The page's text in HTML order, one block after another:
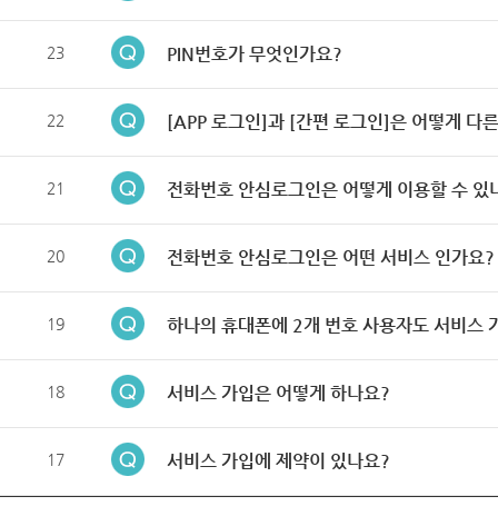
23 PIN번호가 무엇인가요?
22 [APP 로그인]과 [간편 로그인]은 어떻게 다
21 전화번호 안심로그인은 어떻게 이용할 수 있
20 전화번호 안심로그인은 어떤 서비스 인가요?
19 하나의 휴대폰에 2개 번호 사용자도 서비스
18 서비스 가입은 어떻게 하나요?
17 서비스 가입에 제약이 있나요?